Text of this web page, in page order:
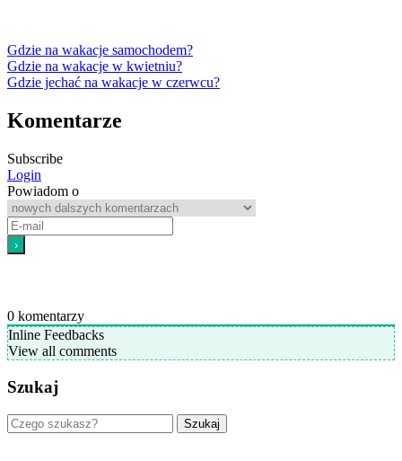
Gdzie na wakacje samochodem?
Gdzie na wakacje w kwietniu?
Gdzie jechać na wakacje w czerwcu?
Komentarze
Subscribe
Login
Powiadom o
0 komentarzy
Inline Feedbacks
View all comments
Szukaj
Szukaj